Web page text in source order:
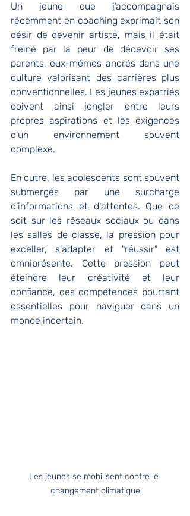
Un jeune que j’accompagnais
récemment en coaching exprimait son
désir de devenir artiste, mais il était
freiné par la peur de décevoir ses
parents, eux-mêmes ancrés dans une
culture valorisant des carrières plus
conventionnelles. Les jeunes expatriés
doivent ainsi jongler entre leurs
propres aspirations et les exigences
d’un environnement souvent
complexe.
En outre, les adolescents sont souvent
submergés par une surcharge
d’informations et d'attentes. Que ce
soit sur les réseaux sociaux ou dans
les salles de classe, la pression pour
exceller, s'adapter et "réussir" est
omniprésente. Cette pression peut
éteindre leur créativité et leur
confiance, des compétences pourtant
essentielles pour naviguer dans un
monde incertain.
Les jeunes se mobilisent contre le
changement climatique